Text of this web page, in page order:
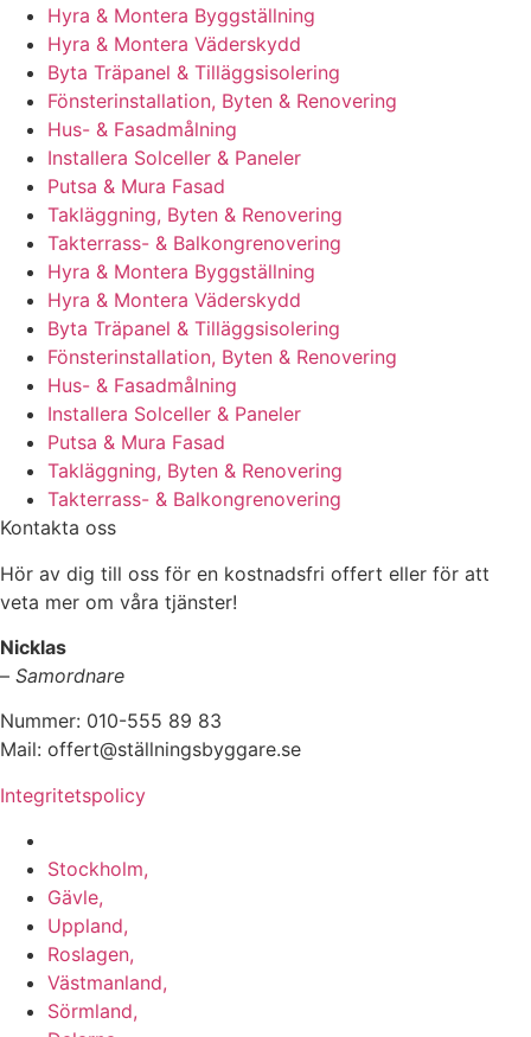
Hyra & Montera Byggställning
Hyra & Montera Väderskydd
Byta Träpanel & Tilläggsisolering
Fönsterinstallation, Byten & Renovering
Hus- & Fasadmålning
Installera Solceller & Paneler
Putsa & Mura Fasad
Takläggning, Byten & Renovering
Takterrass- & Balkongrenovering
Hyra & Montera Byggställning
Hyra & Montera Väderskydd
Byta Träpanel & Tilläggsisolering
Fönsterinstallation, Byten & Renovering
Hus- & Fasadmålning
Installera Solceller & Paneler
Putsa & Mura Fasad
Takläggning, Byten & Renovering
Takterrass- & Balkongrenovering
Kontakta oss
Hör av dig till oss för en kostnadsfri offert eller för att
veta mer om våra tjänster!
Nicklas
– Samordnare
Nummer: 010-555 89 83
Mail: offert@ställningsbyggare.se
Integritetspolicy
Stockholm,
Gävle,
Uppland,
Roslagen,
Västmanland,
Sörmland,